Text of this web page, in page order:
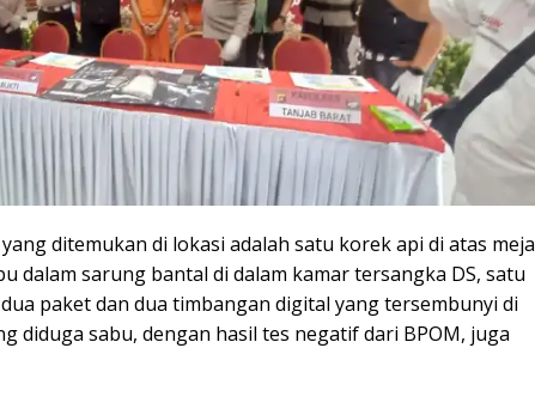
ditemukan di lokasi adalah satu korek api di atas meja
dalam sarung bantal di dalam kamar tersangka DS, satu
paket dan dua timbangan digital yang tersembunyi di
diduga sabu, dengan hasil tes negatif dari BPOM, juga